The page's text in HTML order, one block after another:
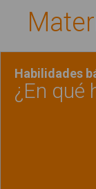
Habilidades
¿En qué